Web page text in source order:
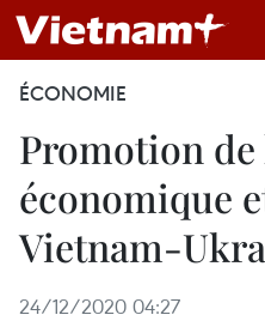
ÉCONOMIE
Promotion
économique
Vietnam-
24/12/2020 04:27